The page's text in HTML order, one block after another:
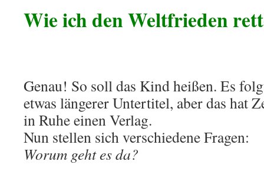
Wie ich den Weltfrieden
Genau! So soll das Kind heißen. Es
etwas längerer Untertitel, aber das hat
in Ruhe einen Verlag.
Nun stellen sich verschiedene Fragen:
Worum geht es da?